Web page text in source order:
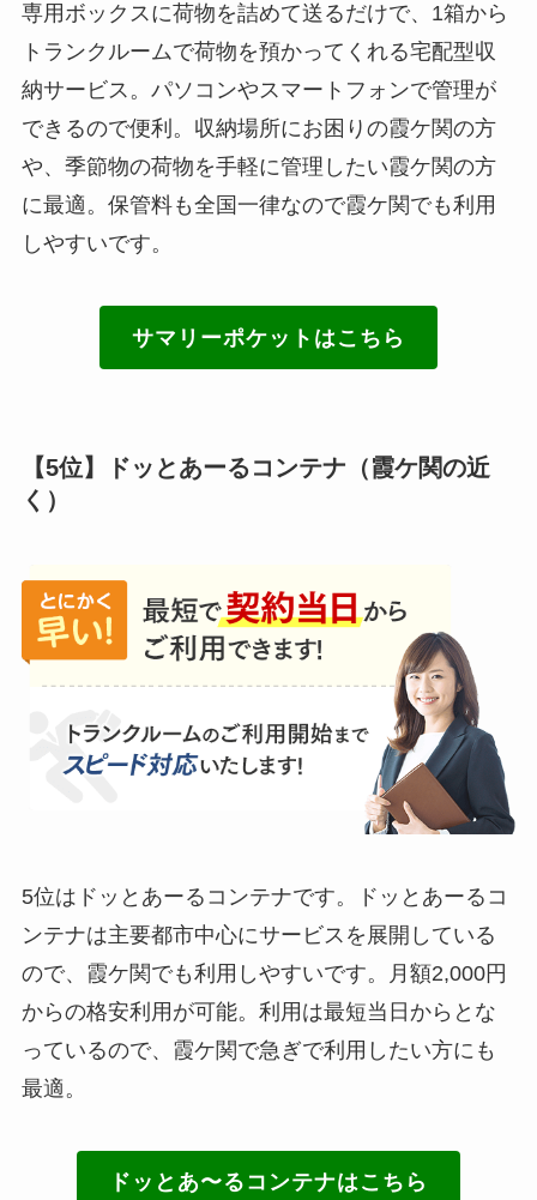
専用ボックスに荷物を詰めて送るだけで、1箱から
トランクルームで荷物を預かってくれる宅配型収
納サービス。パソコンやスマートフォンで管理が
できるので便利。収納場所にお困りの霞ケ関の方
や、季節物の荷物を手軽に管理したい霞ケ関の方
に最適。保管料も全国一律なので霞ケ関でも利用
しやすいです。
サマリーポケットはこちら
【5位】ドッとあーるコンテナ（霞ケ関の近
く）
5位はドッとあーるコンテナです。ドッとあーるコ
ンテナは主要都市中心にサービスを展開している
ので、霞ケ関でも利用しやすいです。月額2,000円
からの格安利用が可能。利用は最短当日からとな
っているので、霞ケ関で急ぎで利用したい方にも
最適。
ドッとあ〜るコンテナはこちら